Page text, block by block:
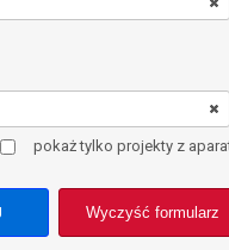
pokaż tylko projekty z
Wyczyść formularz